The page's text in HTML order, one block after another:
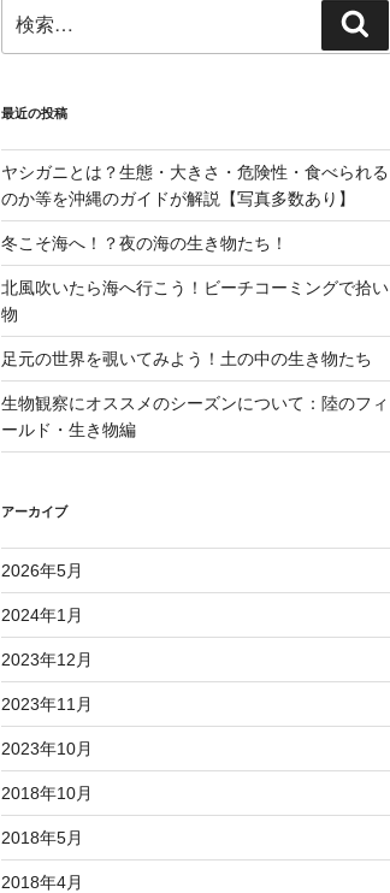
索:
索
最近の投稿
ヤシガニとは？生態・大きさ・危険性・食べられる
のか等を沖縄のガイドが解説【写真多数あり】
冬こそ海へ！？夜の海の生き物たち！
北風吹いたら海へ行こう！ビーチコーミングで拾い
物
足元の世界を覗いてみよう！土の中の生き物たち
生物観察にオススメのシーズンについて：陸のフィ
ールド・生き物編
アーカイブ
2026年5月
2024年1月
2023年12月
2023年11月
2023年10月
2018年10月
2018年5月
2018年4月